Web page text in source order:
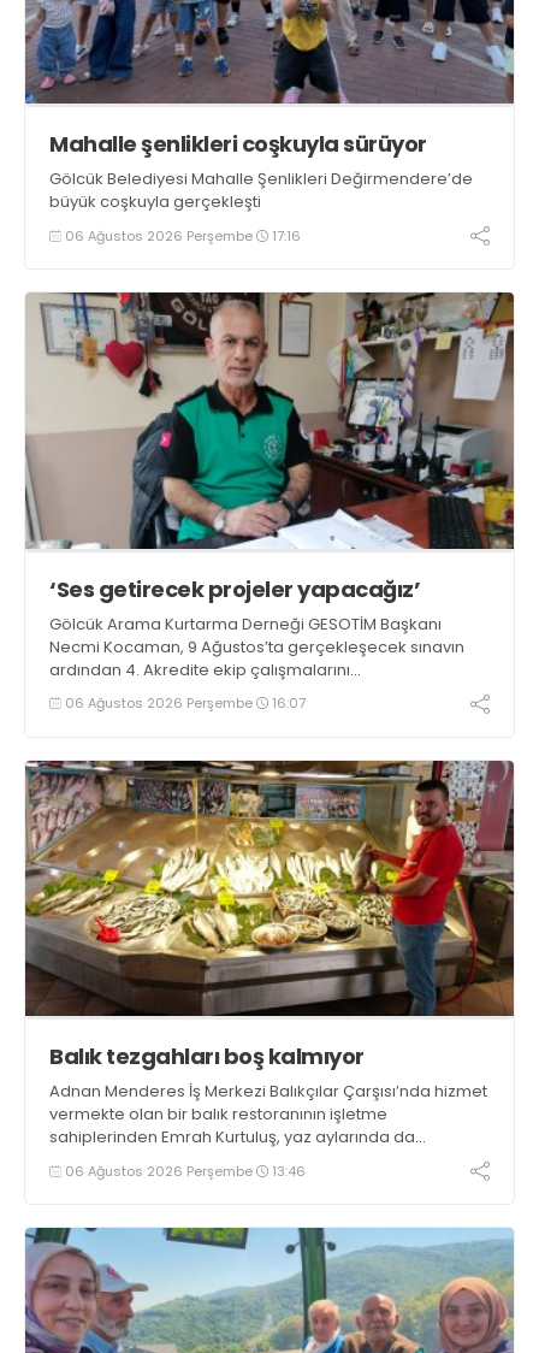
Mahalle şenlikleri coşkuyla sürüyor
Gölcük Belediyesi Mahalle Şenlikleri Değirmendere’de
büyük coşkuyla gerçekleşti
06 Ağustos 2026 Perşembe 17:16
‘Ses getirecek projeler yapacağız’
Gölcük Arama Kurtarma Derneği GESOTİM Başkanı
Necmi Kocaman, 9 Ağustos’ta gerçekleşecek sınavın
ardından 4. Akredite ekip çalışmalarını
tamamlayacaklarını ifade ederek açıklamalarda
bulundu. Kocaman, “Gölcük’te ve Kocaeli genelinde ses
06 Ağustos 2026 Perşembe 16:07
Balık tezgahları boş kalmıyor
Adnan Menderes İş Merkezi Balıkçılar Çarşısı’nda hizmet
vermekte olan bir balık restoranının işletme
sahiplerinden Emrah Kurtuluş, yaz aylarında da
tezgahlarda taze balık bulunduğunu ifade ederek “Yıl
boyunca tezgahlarda taze balık bulmak mümkün
06 Ağustos 2026 Perşembe 13:46